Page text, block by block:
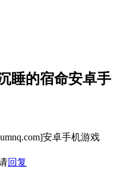
睡的宿命安卓手
安卓手机游戏
回复